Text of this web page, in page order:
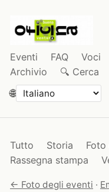
Eventi FAQ Voci
Archivio
🔍 Cerca
🌐
Tutto Storia Foto
Rassegna stampa
← Foto degli eventi ·